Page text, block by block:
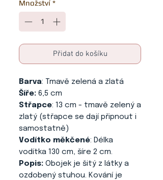
Množství *
Přidat do košíku
Barva: Tmavě zelená a zlatá
Šíře: 6,5 cm
Střapce: 13 cm - tmavě zelený a
zlatý (střapce se dají připnout i
samostatně)
Vodítko měkčené: Délka
vodítka 130 cm, šíre 2 cm.
Popis: Obojek je šitý z látky a
ozdobený stuhou. Kování je